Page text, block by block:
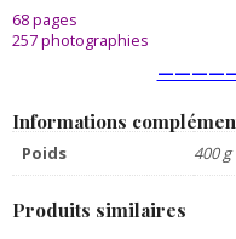
68 pages
257 photographies
Informations
Poids 400 g
Produits similaires